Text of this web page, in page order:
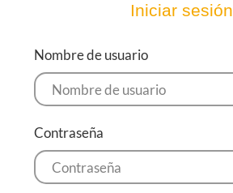
Iniciar sesión
Nombre de usuario
Contraseña